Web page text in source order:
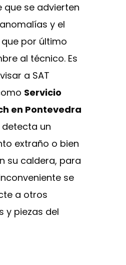
que se advierten
y el
por último
al técnico. Es
a SAT
Servicio
en Pontevedra
un
extraño o bien
su caldera, para
se
a otros
y piezas del